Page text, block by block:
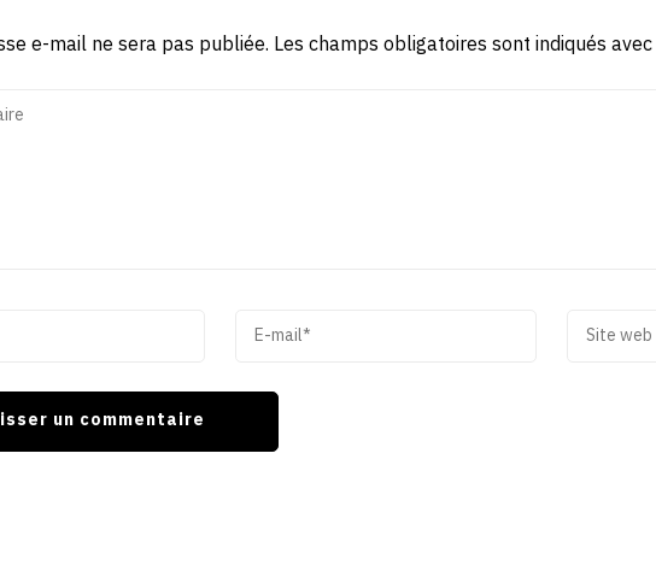
e-mail ne sera pas publiée. Les champs obligatoires sont indiqués avec